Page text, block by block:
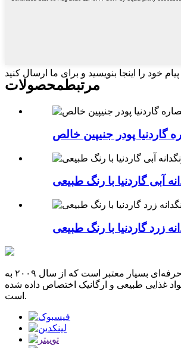
پیام خود را اینجا بنویسید و برای ما ارسال کنید
مرتبطمحصولات
گاردنیا پودر جنیپین خالص
آبی گاردنیا با رنگ طبیعی
زرد گاردنیا با رنگ طبیعی
بایووی یک گروه حرفه‌ای بسیار معتبر است که از سال ۲۰۰۹ به
غذایی طبیعی و ارگانیک اختصاص داده شده
است.